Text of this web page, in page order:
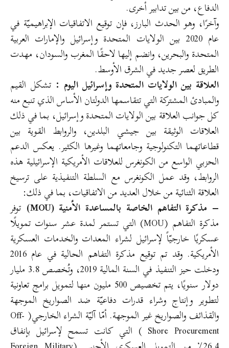
الدفاع، من بين تدابير أخرى.
وآخرًا، وهو الحدث البارز، فإن توقيع الاتفاقيات الإبراهيميّة في
عام 2020 بين الولايات المتحدة وإسرائيل والإمارات العربية
المتحدة والبحرين، وانضم إليها لاحقًا المغرب والسودان، مهدت
الطريق لعصر جديد في الشرق الأوسط.
العلاقة بين الولايات المتحدة وإسرائيل اليوم : تشكل القيم
والمبادئ المشتركة التي تتقاسمها الدولتان الأساس الذي تنبع منه
كل جوانب العلاقة بين الولايات المتحدة وإسرائيل، بما في ذلك
العلاقات الوثيقة بين جيشي البلدين، والروابط القوية بين
قطاعاتهما التكنولوجية وجامعاتهما وغيرها الكثير. يعكس الدعم
الحزبي الواسع من الكونغرس للعلاقات الأمريكية الإسرائيلية هذه
الروابط، وقد عمل الكونغرس مع السلطة التنفيذية على ترسيخ
العلاقة الثنائية من خلال العديد من الاتفاقيات، بما في ذلك:
– مذكرة التفاهم الخاصة بالمساعدة الأمنية (MOU)
توفر
مذكرة التفاهم (MOU) التي تستمر لمدة عشر سنوات تمويلًا
عسكريًا خارجيّاً لإسرائيل لشراء المعدات والخدمات العسكرية
الأمريكية. وقد تم توقيع مذكرة التفاهم الحالية في عام 2016
ودخلت حيز التنفيذ في السنة المالية 2019، وتُخصص 3.8 مليار
دولار سنويًا، يتم تخصيص 500 مليون منها لتمويل برامج تعاونية
لتطوير وإنتاج وشراء قدرات دفاعيّة ضد الصواريخ الموجهة
والقذائف والصواريخ غير الموجهة. أمّا آليّة الشراء الخارجي( Off-
Shore Procurement ) التي كانت تسمح لإسرائيل بإنفاق